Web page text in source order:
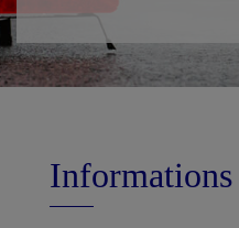
Informations